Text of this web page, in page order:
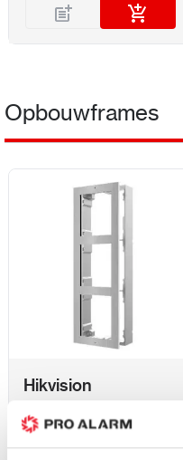
Opbouwframes
Hikvision
modulaire intercom,
opbouwframe drievoudig
Voor 18:00 besteld